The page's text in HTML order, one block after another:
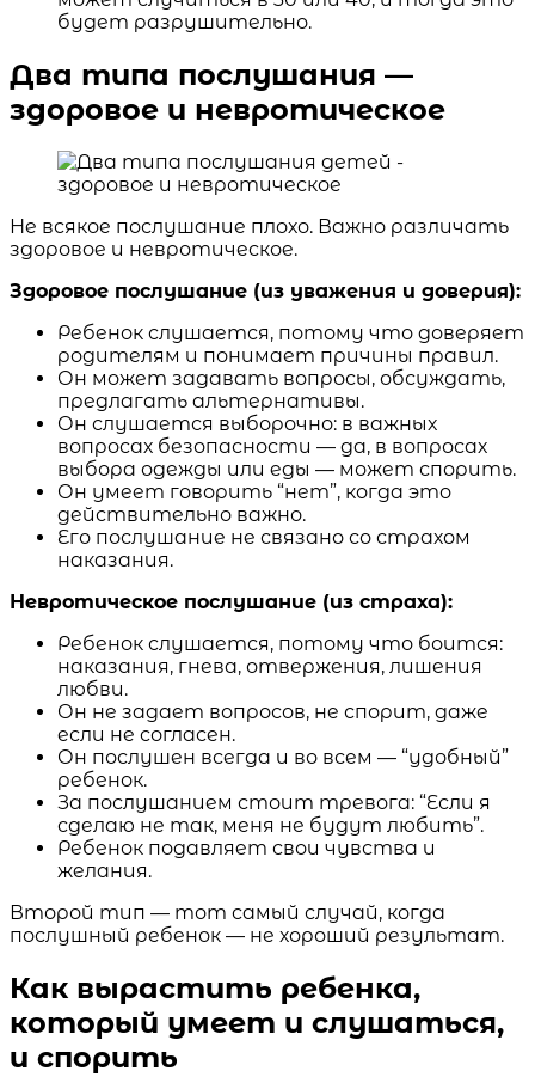
будет разрушительно.
Два типа послушания —
здоровое и невротическое
Не всякое послушание плохо. Важно различать
здоровое и невротическое.
Здоровое послушание (из уважения и доверия):
Ребенок слушается, потому что доверяет
родителям и понимает причины правил.
Он может задавать вопросы, обсуждать,
предлагать альтернативы.
Он слушается выборочно: в важных
вопросах безопасности — да, в вопросах
выбора одежды или еды — может спорить.
Он умеет говорить “нет”, когда это
действительно важно.
Его послушание не связано со страхом
наказания.
Невротическое послушание (из страха):
Ребенок слушается, потому что боится:
наказания, гнева, отвержения, лишения
любви.
Он не задает вопросов, не спорит, даже
если не согласен.
Он послушен всегда и во всем — “удобный”
ребенок.
За послушанием стоит тревога: “Если я
сделаю не так, меня не будут любить”.
Ребенок подавляет свои чувства и
желания.
Второй тип — тот самый случай, когда
послушный ребенок — не хороший результат.
Как вырастить ребенка,
который умеет и слушаться,
и спорить